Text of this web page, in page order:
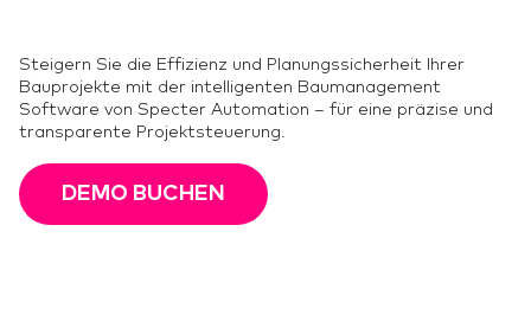
Steigern Sie die Effizienz und Planungssicherheit Ihrer
Bauprojekte mit der intelligenten Baumanagement
Software von Specter Automation – für eine präzise und
transparente Projektsteuerung.
DEMO BUCHEN